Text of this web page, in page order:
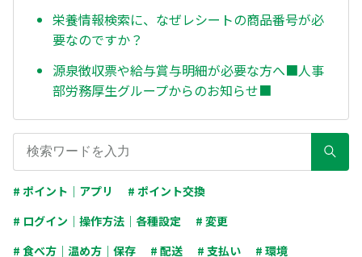
栄養情報検索に、なぜレシートの商品番号が必
要なのですか？
源泉徴収票や給与賞与明細が必要な方へ■人事
部労務厚生グループからのお知らせ■
# ポイント｜アプリ
# ポイント交換
# ログイン｜操作方法｜各種設定
# 変更
# 食べ方｜温め方｜保存
# 配送 # 支払い # 環境